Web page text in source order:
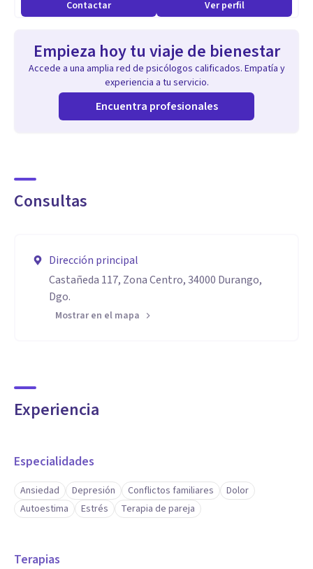
mi atención a parejas.
Aptitudes
En mi vida personal, he practicado algunas actividades
toda expresión artística es sanadora por naturaleza).
Contactar Ver perfil
Empieza hoy tu viaje de bienestar
Accede a una amplia red de psicólogos calificados. Empatía y
experiencia a tu servicio.
Encuentra profesionales
Consultas
Dirección principal
Castañeda 117, Zona Centro, 34000 Durango,
Dgo.
Mostrar en el mapa
Experiencia
Especialidades
Ansiedad Depresión Conflictos familiares
Dolor
Autoestima
Estrés Terapia de pareja
Terapias